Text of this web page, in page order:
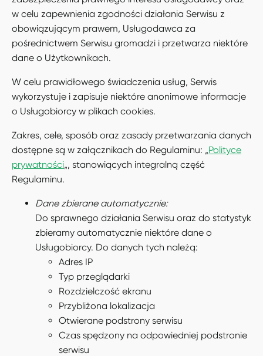
w celu zapewnienia zgodności działania Serwisu z
obowiązującym prawem, Usługodawca za
pośrednictwem Serwisu gromadzi i przetwarza niektóre
dane o Użytkownikach.
W celu prawidłowego świadczenia usług, Serwis
wykorzystuje i zapisuje niektóre anonimowe informacje
o Usługobiorcy w plikach cookies.
Zakres, cele, sposób oraz zasady przetwarzania danych
dostępne są w załącznikach do Regulaminu: „Polityce
prywatności„, stanowiących integralną część
Regulaminu.
Dane zbierane automatycznie:
Do sprawnego działania Serwisu oraz do statystyk
zbieramy automatycznie niektóre dane o
Usługobiorcy. Do danych tych należą:
Adres IP
Typ przeglądarki
Rozdzielczość ekranu
Przybliżona lokalizacja
Otwierane podstrony serwisu
Czas spędzony na odpowiedniej podstronie
serwisu